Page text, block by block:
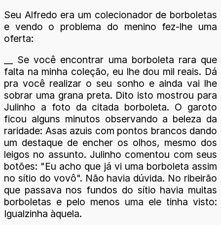
Seu Alfredo era um colecionador de borboletas
e vendo o problema do menino fez-lhe uma
oferta:
__ Se você encontrar uma borboleta rara que
falta na minha coleção, eu lhe dou mil reais. Dá
pra você realizar o seu sonho e ainda vai lhe
sobrar uma grana preta. Dito isto mostrou para
Julinho a foto da citada borboleta. O garoto
ficou alguns minutos observando a beleza da
raridade: Asas azuis com pontos brancos dando
um destaque de encher os olhos, mesmo dos
leigos no assunto. Julinho comentou com seus
botões: "Eu acho que já vi uma borboleta assim
no sítio do vovô". Não havia dúvida. No ribeirão
que passava nos fundos do sítio havia muitas
borboletas e pelo menos uma ele tinha visto:
Igualzinha àquela.